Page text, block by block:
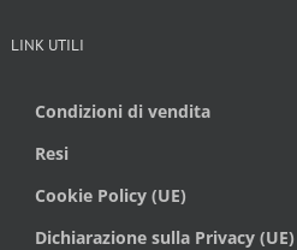
LINK UTILI
Condizioni di vendita
Resi
Cookie Policy (UE)
Dichiarazione sulla Privacy (UE)